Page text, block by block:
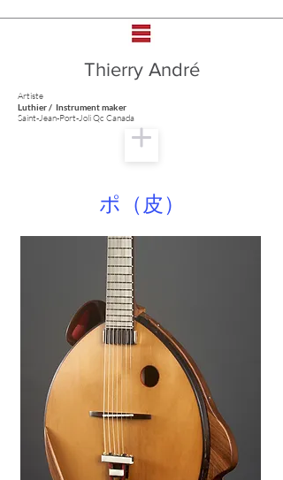
Thierry André
Artiste
Luthier / Instrument maker
Saint-Jean-Port-Joli Qc Canada
ポ（皮）